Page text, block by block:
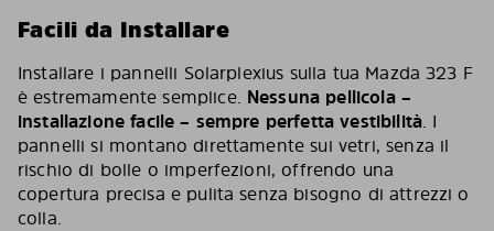
Facili da Installare
Installare i pannelli Solarplexius sulla tua Mazda 323 F
è estremamente semplice. Nessuna pellicola –
installazione facile – sempre perfetta vestibilità. I
pannelli si montano direttamente sui vetri, senza il
rischio di bolle o imperfezioni, offrendo una
copertura precisa e pulita senza bisogno di attrezzi o
colla.